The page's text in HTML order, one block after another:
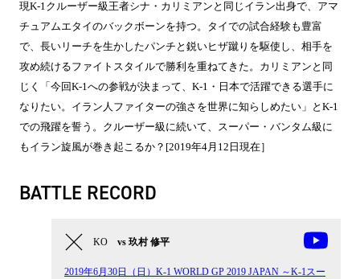
現K-1クルーザー級王者シナ・カリミアンと同じイラン出身で、アマ
チュアムエタイのバックボーンを持つ。タイでの試合経験も豊富
で、長いリーチを生かしたパンチと鋭いヒザ蹴りを駆使し、相手を
攻め続けるファイトスタイルで勝利を重ねてきた。カリミアンと同
じく「今回K-1への参戦が決まって、K-1・日本で活躍できる選手に
なりたい。イラン人ファイターの強さを世界に知らしめたい」とK-1
での飛躍を誓う。クルーザー級に続いて、スーパー・バンタム級に
もイラン旋風が巻き起こるか？[2019年4月12日現在］
BATTLE RECORD
KO vs 玖村 修平
2019年6月30日（日）K-1 WORLD GP 2019 JAPAN ～K-1スー